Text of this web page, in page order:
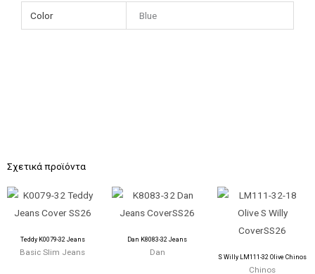
Color Blue
Σχετικά προϊόντα
Teddy K0079-32 Jeans
Basic Slim Jeans
Dan K8083-32 Jeans
Dan S Willy LM111-32 Olive Chinos
Chinos